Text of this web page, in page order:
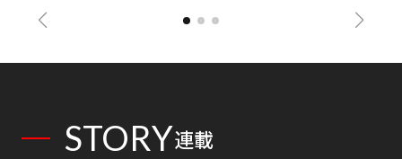
STORY連載